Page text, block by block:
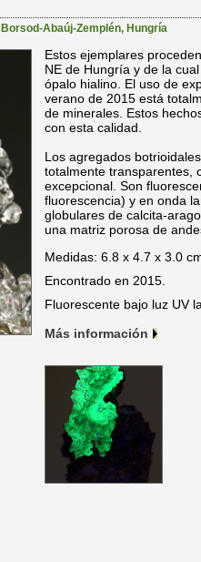
Borsod-Abaúj-Zemplén, Hungría
Estos ejemplares
NE de Hungría y de la
ópalo hialino. El uso de
verano de 2015 está
de minerales. Estos
con esta calidad.
Los agregados
totalmente transparentes,
excepcional. Son
fluorescencia) y en onda
globulares de calcita-
una matriz porosa de
Medidas: 6.8 x 4.7 x 3.0
Encontrado en 2015.
Fluorescente bajo luz UV
Más información